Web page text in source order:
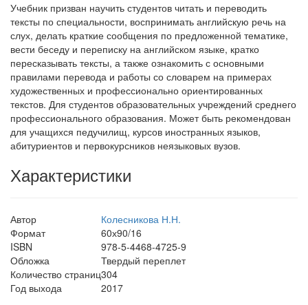
Учебник призван научить студентов читать и переводить
тексты по специальности, воспринимать английскую речь на
слух, делать краткие сообщения по предложенной тематике,
вести беседу и переписку на английском языке, кратко
пересказывать тексты, а также ознакомить с основными
правилами перевода и работы со словарем на примерах
художественных и профессионально ориентированных
текстов. Для студентов образовательных учреждений среднего
профессионального образования. Может быть рекомендован
для учащихся педучилищ, курсов иностранных языков,
абитуриентов и первокурсников неязыковых вузов.
Характеристики
Автор
Колесникова Н.Н.
Формат
60х90/16
ISBN
978-5-4468-4725-9
Обложка
Твердый переплет
Количество страниц304
Год выхода
2017